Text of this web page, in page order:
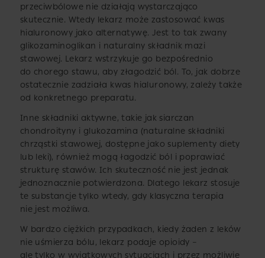
przeciwbólowe nie działają wystarczająco
skutecznie. Wtedy lekarz może zastosować kwas
hialuronowy jako alternatywę. Jest to tak zwany
glikozaminoglikan i naturalny składnik mazi
stawowej. Lekarz wstrzykuje go bezpośrednio
do chorego stawu, aby złagodzić ból. To, jak dobrze
ostatecznie zadziała kwas hialuronowy, zależy także
od konkretnego preparatu.
Inne składniki aktywne, takie jak siarczan
chondroityny i glukozamina (naturalne składniki
chrząstki stawowej, dostępne jako suplementy diety
lub leki), również mogą łagodzić ból i poprawiać
strukturę stawów. Ich skuteczność nie jest jednak
jednoznacznie potwierdzona. Dlatego lekarz stosuje
te substancje tylko wtedy, gdy klasyczna terapia
nie jest możliwa.
W bardzo ciężkich przypadkach, kiedy żaden z leków
nie uśmierza bólu, lekarz podaje opioidy –
ale tylko w wyjątkowych sytuacjach i przez możliwie